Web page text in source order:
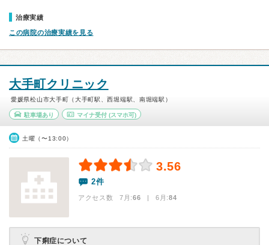
治療実績
この病院の治療実績を見る
大手町クリニック
愛媛県松山市大手町（大手町駅、西堀端駅、南堀端駅）
駐車場あり マイナ受付(スマホ可)
土曜（〜13:00）
3.56
2件
アクセス数 7月:66 | 6月:84
下痢症について